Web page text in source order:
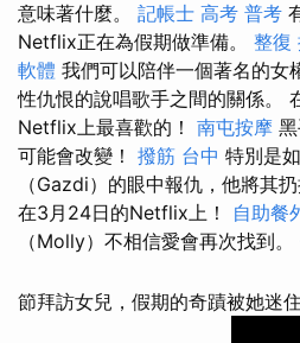
意味著什麼。 記帳士 高考 普考
Netflix正在為假期做準備。 整復
軟體 我們可以陪伴一個著名的女
性仇恨的說唱歌手之間的關係。
Netflix上最喜歡的！ 南屯按摩
可能會改變！ 撥筋 台中 特別是
（Gazdi）的眼中報仇，他將其扔
在3月24日的Netflix上！ 自助餐
（Molly）不相信愛會再次找到。
節拜訪女兒，假期的奇蹟被她迷